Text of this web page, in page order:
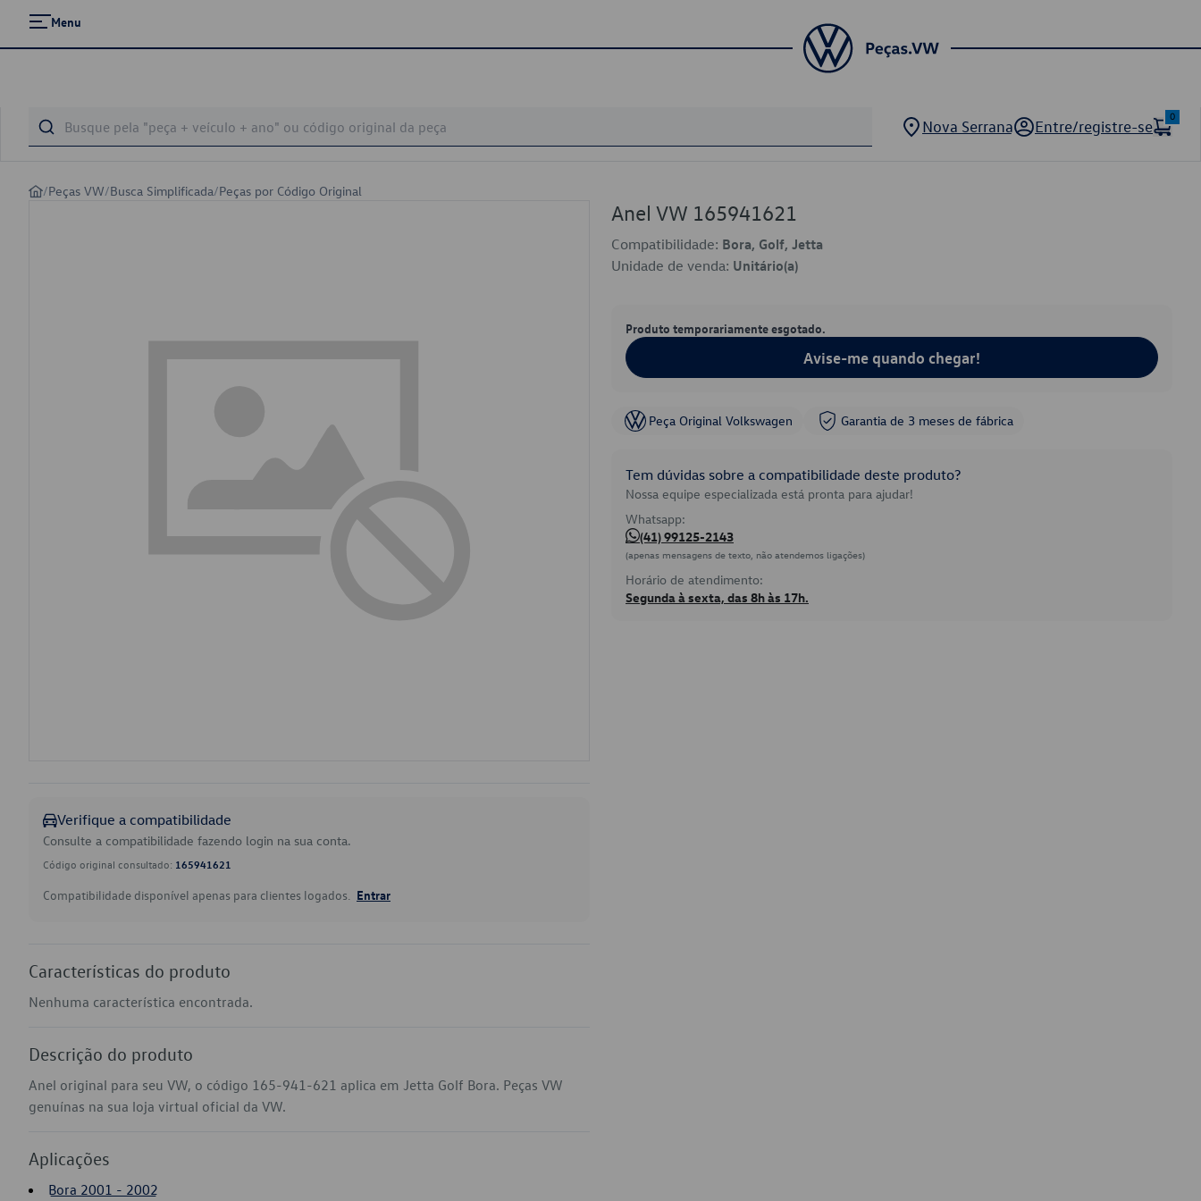
Menu
Nova Serrana Entre/registre-se
0
/Peças VW/Busca Simplificada/Peças por Código Original
Verifique a compatibilidade
Consulte a compatibilidade fazendo login na sua conta.
Código original consultado: 165941621
Compatibilidade disponível apenas para clientes logados. Entrar
Características do produto
Nenhuma característica encontrada.
Descrição do produto
Anel original para seu VW, o código 165-941-621 aplica em Jetta Golf Bora. Peças VW
genuínas na sua loja virtual oficial da VW.
Aplicações
Bora 2001 - 2002
Anel VW 165941621
Compatibilidade: Bora, Golf, Jetta
Unidade de venda: Unitário(a)
Produto temporariamente esgotado.
Avise-me quando chegar!
Peça Original Volkswagen Garantia de 3 meses de fábrica
Tem dúvidas sobre a compatibilidade deste produto?
Nossa equipe especializada está pronta para ajudar!
Whatsapp:
(41) 99125-2143
(apenas mensagens de texto, não atendemos ligações)
Horário de atendimento:
Segunda à sexta, das 8h às 17h.